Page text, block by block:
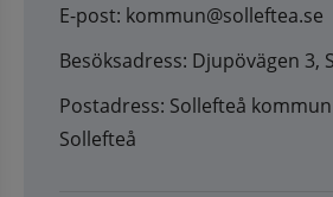
E-post: kommun@solleftea.se
Besöksadress: Djupövägen 3,
Postadress: Sollefteå
Sollefteå